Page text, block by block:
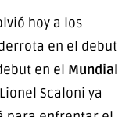
hoy a los
en el debut
en el Mundial
Scaloni ya